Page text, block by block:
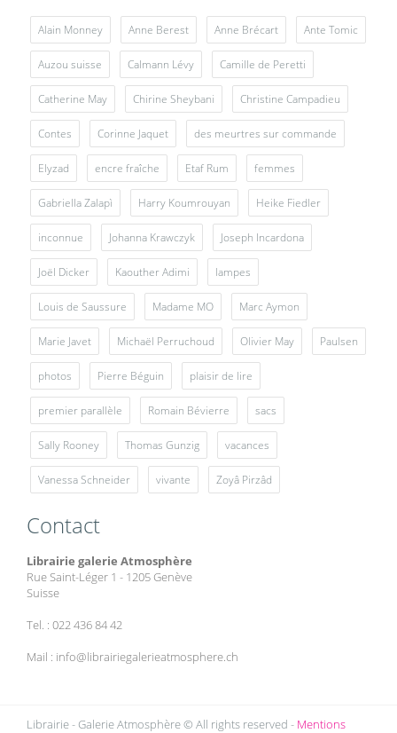
Alain Monney Anne Berest Anne Brécart Ante Tomic
Auzou suisse Calmann Lévy Camille de Peretti
Catherine May Chirine Sheybani Christine Campadieu
Contes Corinne Jaquet des meurtres sur commande
Elyzad encre fraîche Etaf Rum femmes
Gabriella Zalapì Harry Koumrouyan Heike Fiedler
inconnue Johanna Krawczyk Joseph Incardona
Joël Dicker Kaouther Adimi lampes
Louis de Saussure Madame MO Marc Aymon
Marie Javet Michaël Perruchoud Olivier May Paulsen
photos Pierre Béguin plaisir de lire
premier parallèle Romain Bévierre sacs
Sally Rooney Thomas Gunzig vacances
Vanessa Schneider vivante Zoyâ Pirzâd
Contact
Librairie galerie Atmosphère
Rue Saint-Léger 1 - 1205 Genève
Suisse
Tel. : 022 436 84 42
Mail : info@librairiegalerieatmosphere.ch
Librairie - Galerie Atmosphère © All rights reserved - Mentions